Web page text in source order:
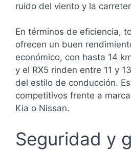
ruido del viento y la
En términos de eficiencia,
ofrecen un buen
económico, con hasta 14
y el RX5 rinden entre 11 y
del estilo de conducción.
competitivos frente a
Kia o Nissan.
Seguridad y